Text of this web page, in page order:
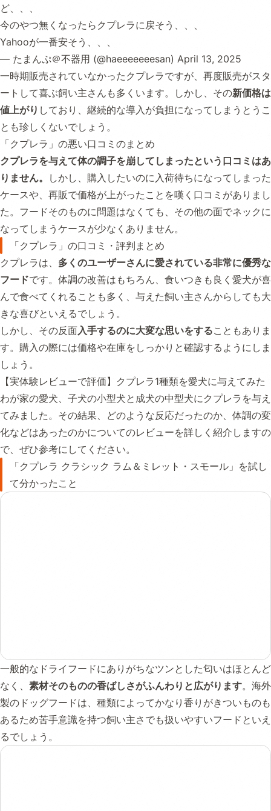
ど、、、
今のやつ無くなったらクプレラに戻そう、、、
Yahooが一番安そう、、、
— たまんぷ＠不器用 (@haeeeeeeesan) April 13, 2025
一時期販売されていなかったクプレラですが、再度販売がスタ
ートして喜ぶ飼い主さんも多くいます。しかし、その新価格は
値上がり しており、継続的な導入が負担になってしまうとうこ
とも珍しくないでしょう。
「クプレラ」の悪い口コミのまとめ
クプレラを与えて体の調子を崩してしまったという口コミはあ
りません。
しかし、購入したいのに入荷待ちになってしまった
ケースや、再販で価格が上がったことを嘆く口コミがありまし
た。フードそのものに問題はなくても、その他の面でネックに
なってしまうケースが少なくありません。
「クプレラ」の口コミ・評判まとめ
クプレラは、 多くのユーザーさんに愛されている非常に優秀な
フードです。体調の改善はもちろん、食いつきも良く愛犬が喜
んで食べてくれることも多く、与えた飼い主さんからしても大
きな喜びといえるでしょう。
しかし、その反面入手するのに大変な思いをすることもありま
す。購入の際には価格や在庫をしっかりと確認するようにしま
しょう。
【実体験レビューで評価】クプレラ1種類を愛犬に与えてみた
わが家の愛犬、子犬の小型犬と成犬の中型犬にクプレラを与え
てみました。その結果、どのような反応だったのか、体調の変
化などはあったのかについてのレビューを詳しく紹介しますの
で、ぜひ参考にしてください。
「クプレラ クラシック ラム＆ミレット・スモール」を試し
て分かったこと
一般的なドライフードにありがちなツンとした匂いはほとんど
なく、 素材そのものの香ばしさがふんわりと広がります。海外
製のドッグフードは、種類によってかなり香りがきついものも
あるため苦手意識を持つ飼い主さでも扱いやすいフードといえ
るでしょう。